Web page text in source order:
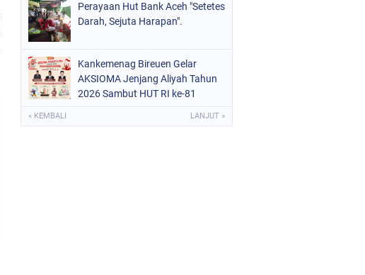
Perayaan Hut Bank Aceh "Setetes
Darah, Sejuta Harapan".
Kankemenag Bireuen Gelar
AKSIOMA Jenjang Aliyah Tahun
2026 Sambut HUT RI ke-81
« KEMBALI LANJUT »